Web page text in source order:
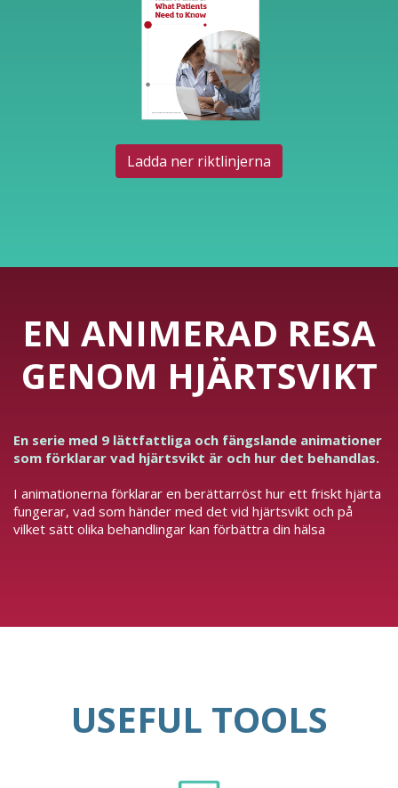
Ladda ner riktlinjerna
EN ANIMERAD RESA
GENOM HJÄRTSVIKT
En serie med 9 lättfattliga och fängslande animationer
som förklarar vad hjärtsvikt är och hur det behandlas.
I animationerna förklarar en berättarröst hur ett friskt hjärta
fungerar, vad som händer med det vid hjärtsvikt och på
vilket sätt olika behandlingar kan förbättra din hälsa
USEFUL TOOLS